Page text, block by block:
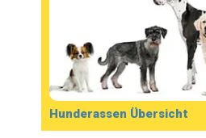
Hunderassen Übersicht